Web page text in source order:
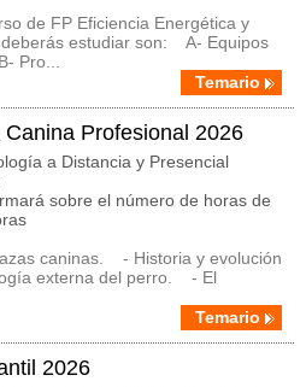
de FP Eficiencia Energética y
estudiar son: A- Equipos
Pro...
Temario
Profesional 2026
a Distancia y Presencial
sobre el número de horas de
caninas. - Historia y evolución
externa del perro. - El
Temario
2026